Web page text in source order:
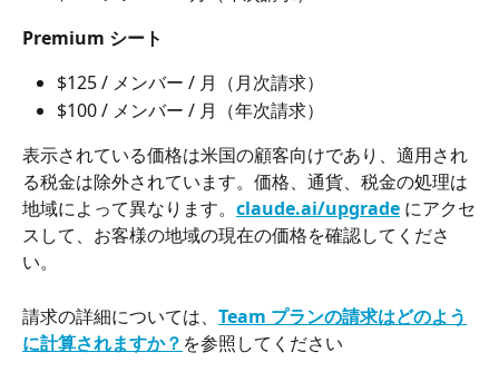
Premium シート
$125 / メンバー / 月（月次請求）
$100 / メンバー / 月（年次請求）
表示されている価格は米国の顧客向けであり、適用され
る税金は除外されています。価格、通貨、税金の処理は
地域によって異なります。 claude.ai/upgrade にアクセ
スして、お客様の地域の現在の価格を確認してくださ
い。
請求の詳細については、 Team プランの請求はどのよう
に計算されますか？ を参照してください